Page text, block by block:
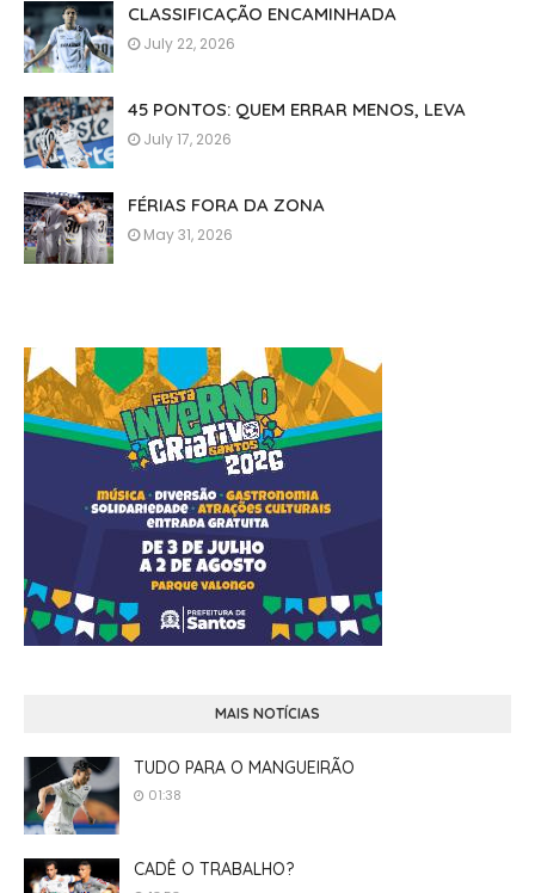
CLASSIFICAÇÃO ENCAMINHADA
July 22, 2026
45 PONTOS: QUEM ERRAR MENOS, LEVA
July 17, 2026
FÉRIAS FORA DA ZONA
May 31, 2026
MAIS NOTÍCIAS
TUDO PARA O MANGUEIRÃO
01:38
CADÊ O TRABALHO?